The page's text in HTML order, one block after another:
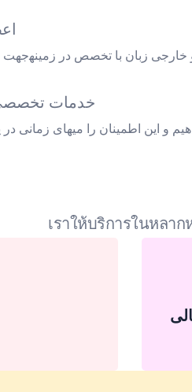
خدمات تخصصی
เราให้บริการในหลา